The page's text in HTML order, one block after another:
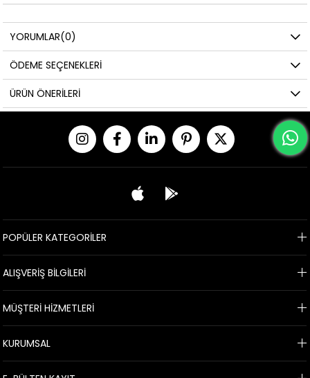
YORUMLAR(0)
ÖDEME SEÇENEKLERI
ÜRÜN ÖNERILERI
POPÜLER KATEGORİLER
ALIŞVERİŞ BİLGİLERİ
MÜŞTERİ HİZMETLERİ
KURUMSAL